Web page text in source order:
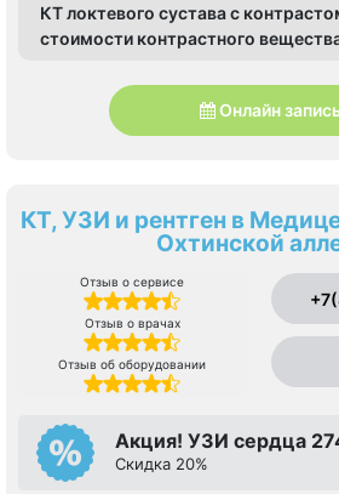
КТ локтевого сустава с
стоимости контрастного
Онлайн
КТ, УЗИ и рентген в
Охтинской
Отзыв о сервисе
Отзыв о врачах
Отзыв об оборудовании
Акция! УЗИ сердца
Скидка 20%